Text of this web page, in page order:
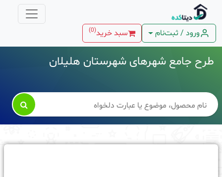
ورود / ثبت‌نام سبد خرید(
0
)
طرح جامع شهرهای شهرستان هلیلان
